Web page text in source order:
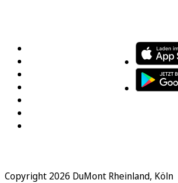
Copyright 2026 DuMont Rheinland, Köln